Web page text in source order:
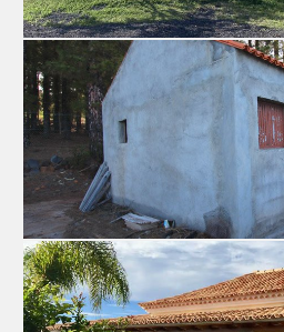
Casa 4435 La Palma
Casa con piscina en La Punta
Casa 1276 La Palma
Gran propiedad con agricultura